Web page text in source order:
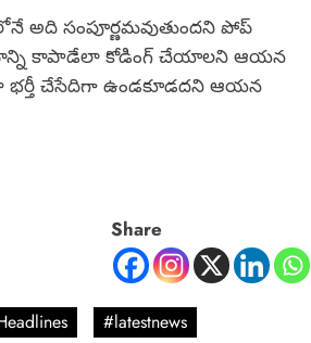
అది సంపూర్ణమవుతుందని పోప్
కాపాడేలా కోడింగ్ చేయాలని ఆయన
భర్తీ చేసేదిగా ఉండకూడదని ఆయన
Share
#latestnews